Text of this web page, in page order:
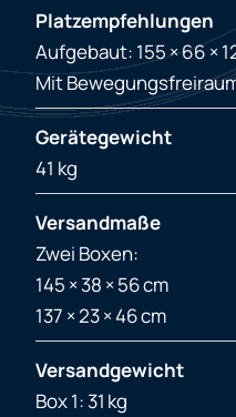
Platzempfehlungen
Aufgebaut: 155 × 66 ×
Mit
Gerätegewicht
41 kg
Versandmaße
Zwei Boxen:
145 × 38 × 56 cm
137 × 23 × 46 cm
Versandgewicht
Box 1: 31 kg